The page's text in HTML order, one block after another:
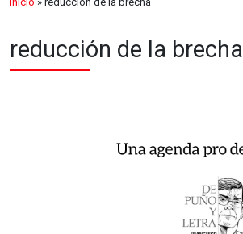
reducción de la brecha